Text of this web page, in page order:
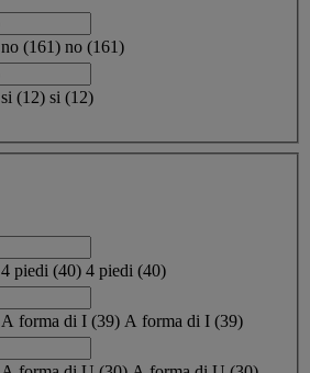
no (161) no (161)
si (12) si (12)
4 piedi (40) 4 piedi (40)
A forma di I (39) A forma di I (39)